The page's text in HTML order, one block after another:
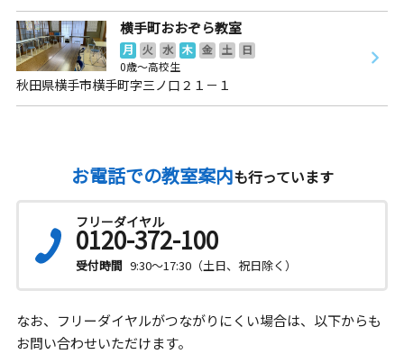
横手町おおぞら教室
月 火 水 木 金 土
日
0歳～高校生
秋田県横手市横手町字三ノ口２１－１
お電話での教室案内も行っています
フリーダイヤル
0120-372-100
受付時間 9:30～17:30（土日、祝日除く）
なお、フリーダイヤルがつながりにくい場合は、以下からも
お問い合わせいただけます。